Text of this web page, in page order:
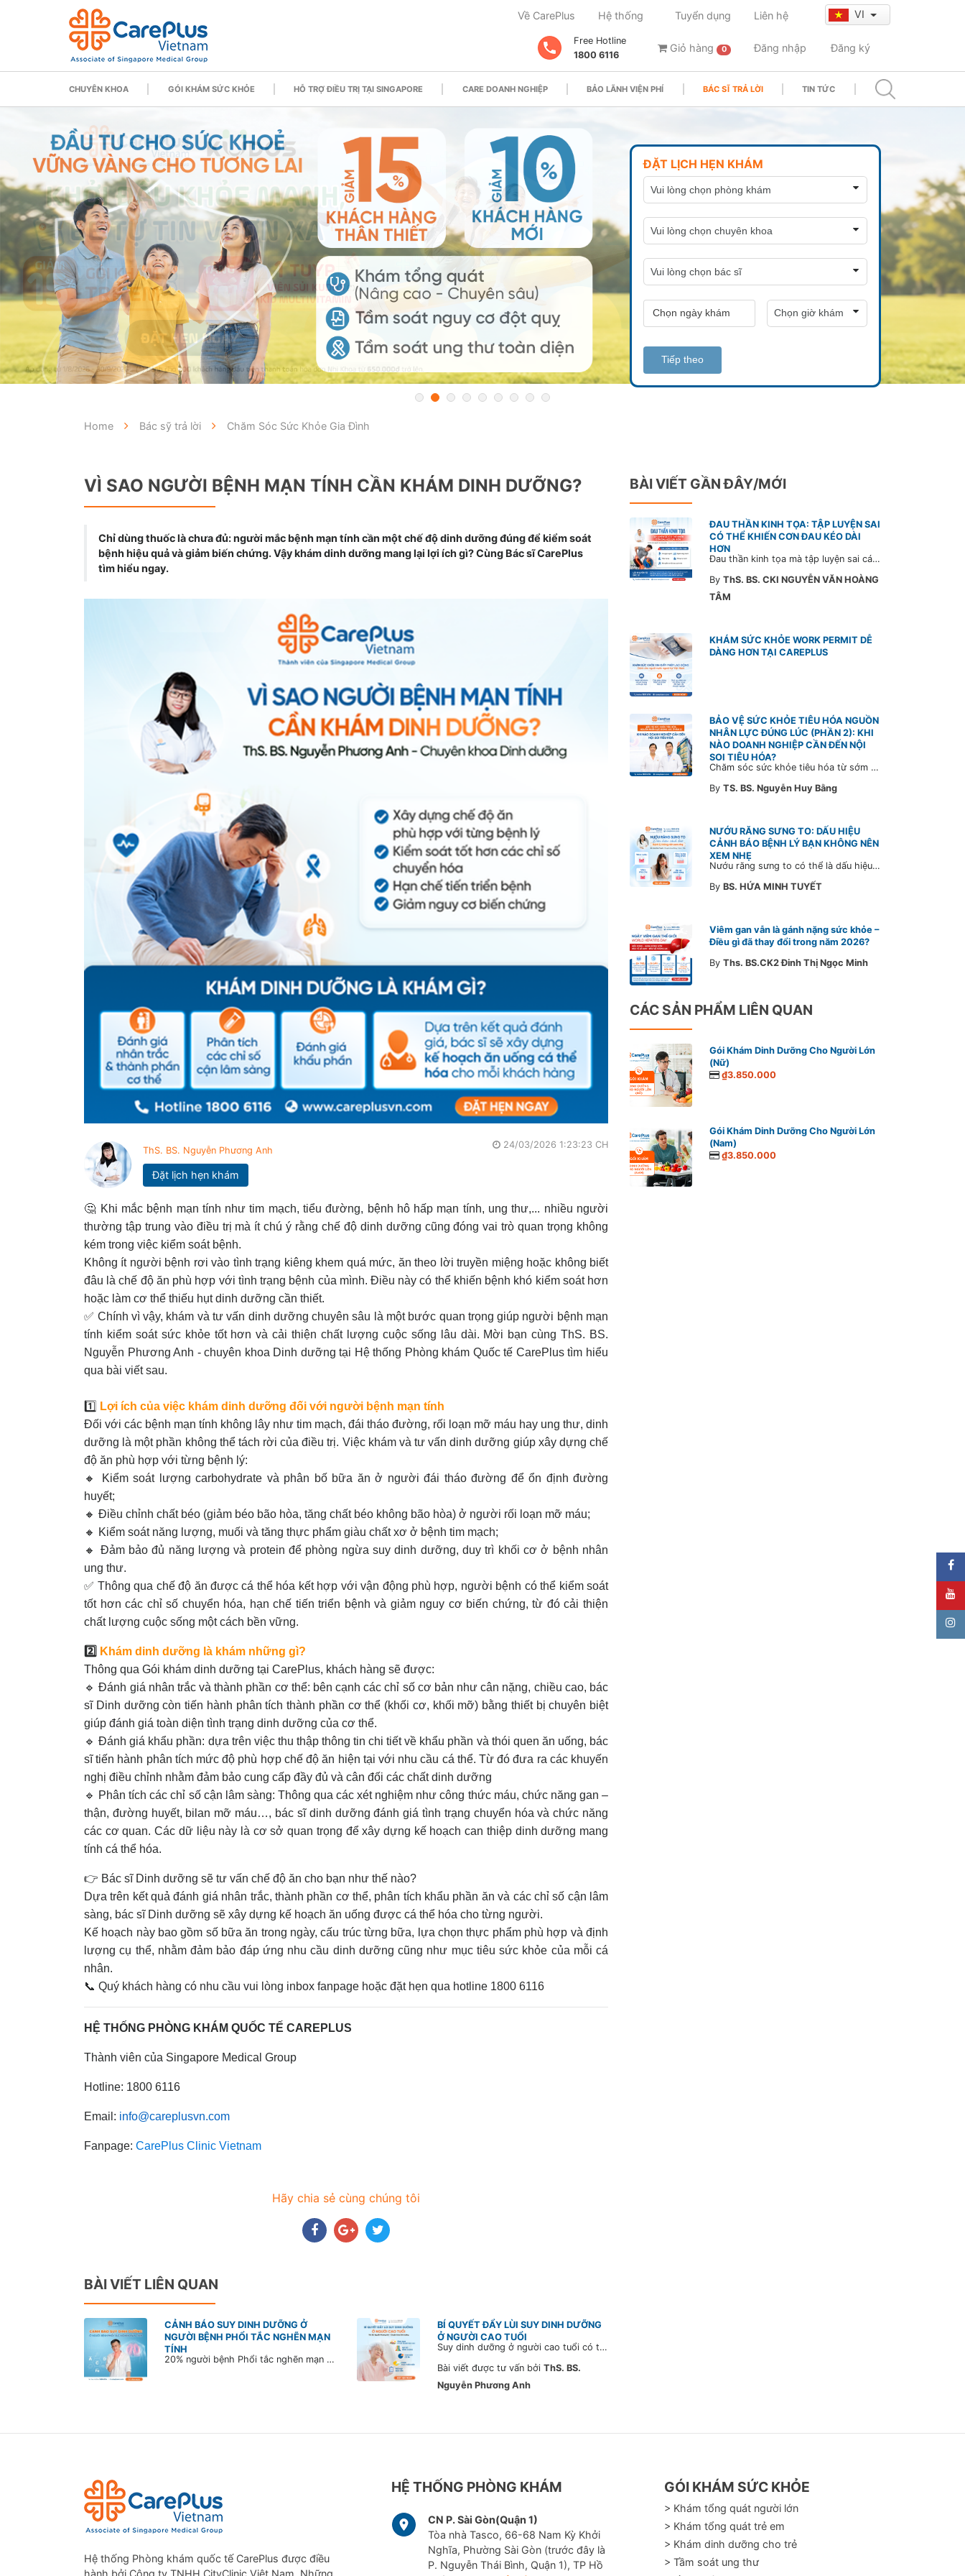
Về CarePlus Hệ thống Tuyển dụng Liên hệ VI
Free Hotline
1800 6116
Giỏ hàng 0 Đăng nhập Đăng ký
CHUYÊN KHOA GÓI KHÁM SỨC KHỎE HỖ TRỢ ĐIỀU TRỊ TẠI SINGAPORE CARE DOANH NGHIỆP BẢO LÃNH VIỆN PHÍ BÁC SĨ TRẢ LỜI TIN TỨC
ĐẶT LỊCH HẸN KHÁM
Tiếp theo
Home Bác sỹ trả lời Chăm Sóc Sức Khỏe Gia Đình
VÌ SAO NGƯỜI BỆNH MẠN TÍNH CẦN KHÁM DINH DƯỠNG?
Chỉ dùng thuốc là chưa đủ: người mắc bệnh mạn tính cần một chế độ dinh dưỡng đúng để kiểm soát
bệnh hiệu quả và giảm biến chứng. Vậy khám dinh dưỡng mang lại lợi ích gì? Cùng Bác sĩ CarePlus
tìm hiểu ngay.
ThS. BS. Nguyễn Phương Anh
Đặt lịch hẹn khám
24/03/2026 1:23:23 CH
🤔 Khi mắc bệnh mạn tính như tim mạch, tiểu đường, bệnh hô hấp mạn tính, ung thư,... nhiều người
thường tập trung vào điều trị mà ít chú ý rằng chế độ dinh dưỡng cũng đóng vai trò quan trọng không
kém trong việc kiểm soát bệnh.
Không ít người bệnh rơi vào tình trạng kiêng khem quá mức, ăn theo lời truyền miệng hoặc không biết
đâu là chế độ ăn phù hợp với tình trạng bệnh của mình. Điều này có thể khiến bệnh khó kiểm soát hơn
hoặc làm cơ thể thiếu hụt dinh dưỡng cần thiết.
✅ Chính vì vậy, khám và tư vấn dinh dưỡng chuyên sâu là một bước quan trọng giúp người bệnh mạn
tính kiểm soát sức khỏe tốt hơn và cải thiện chất lượng cuộc sống lâu dài. Mời bạn cùng ThS. BS.
Nguyễn Phương Anh - chuyên khoa Dinh dưỡng tại Hệ thống Phòng khám Quốc tế CarePlus tìm hiểu
qua bài viết sau.
1️⃣ Lợi ích của việc khám dinh dưỡng đối với người bệnh mạn tính
Đối với các bệnh mạn tính không lây như tim mạch, đái tháo đường, rối loạn mỡ máu hay ung thư, dinh
dưỡng là một phần không thể tách rời của điều trị. Việc khám và tư vấn dinh dưỡng giúp xây dựng chế
độ ăn phù hợp với từng bệnh lý:
🔸 Kiểm soát lượng carbohydrate và phân bố bữa ăn ở người đái tháo đường để ổn định đường
huyết;
🔸 Điều chỉnh chất béo (giảm béo bão hòa, tăng chất béo không bão hòa) ở người rối loạn mỡ máu;
🔸 Kiểm soát năng lượng, muối và tăng thực phẩm giàu chất xơ ở bệnh tim mạch;
🔸 Đảm bảo đủ năng lượng và protein để phòng ngừa suy dinh dưỡng, duy trì khối cơ ở bệnh nhân
ung thư.
✅ Thông qua chế độ ăn được cá thể hóa kết hợp với vận động phù hợp, người bệnh có thể kiểm soát
tốt hơn các chỉ số chuyển hóa, hạn chế tiến triển bệnh và giảm nguy cơ biến chứng, từ đó cải thiện
chất lượng cuộc sống một cách bền vững.
2️⃣
Khám dinh dưỡng là khám những gì?
Thông qua Gói khám dinh dưỡng tại CarePlus, khách hàng sẽ được:
🔹 Đánh giá nhân trắc và thành phần cơ thể: bên cạnh các chỉ số cơ bản như cân nặng, chiều cao, bác
sĩ Dinh dưỡng còn tiến hành phân tích thành phần cơ thể (khối cơ, khối mỡ) bằng thiết bị chuyên biệt
giúp đánh giá toàn diện tình trạng dinh dưỡng của cơ thể.
🔹 Đánh giá khẩu phần: dựa trên việc thu thập thông tin chi tiết về khẩu phần và thói quen ăn uống, bác
sĩ tiến hành phân tích mức độ phù hợp chế độ ăn hiện tại với nhu cầu cá thể. Từ đó đưa ra các khuyến
nghị điều chỉnh nhằm đảm bảo cung cấp đầy đủ và cân đối các chất dinh dưỡng
🔹 Phân tích các chỉ số cận lâm sàng: Thông qua các xét nghiệm như công thức máu, chức năng gan –
thận, đường huyết, bilan mỡ máu…, bác sĩ dinh dưỡng đánh giá tình trạng chuyển hóa và chức năng
các cơ quan. Các dữ liệu này là cơ sở quan trọng để xây dựng kế hoạch can thiệp dinh dưỡng mang
tính cá thể hóa.
👉 Bác sĩ Dinh dưỡng sẽ tư vấn chế độ ăn cho bạn như thế nào?
Dựa trên kết quả đánh giá nhân trắc, thành phần cơ thể, phân tích khẩu phần ăn và các chỉ số cận lâm
sàng, bác sĩ Dinh dưỡng sẽ xây dựng kế hoạch ăn uống được cá thể hóa cho từng người.
Kế hoạch này bao gồm số bữa ăn trong ngày, cấu trúc từng bữa, lựa chọn thực phẩm phù hợp và định
lượng cụ thể, nhằm đảm bảo đáp ứng nhu cầu dinh dưỡng cũng như mục tiêu sức khỏe của mỗi cá
nhân.
📞 Quý khách hàng có nhu cầu vui lòng inbox fanpage hoặc đặt hẹn qua hotline 1800 6116
HỆ THỐNG PHÒNG KHÁM QUỐC TẾ CAREPLUS
Thành viên của Singapore Medical Group
Hotline: 1800 6116
Email: info@careplusvn.com
Fanpage: CarePlus Clinic Vietnam
Hãy chia sẻ cùng chúng tôi
BÀI VIẾT LIÊN QUAN
CẢNH BÁO SUY DINH DƯỠNG Ở
NGƯỜI BỆNH PHỔI TẮC NGHẼN MẠN
TÍNH
20% người bệnh Phổi tắc nghẽn mạn tính bị sụt cân, thiếu hụt vitamin và protein, thậm chí suy dinh dưỡng. Đây là tình trạng đáng lưu ý, vì có thể dẫn đến suy giảm khả năng miễn dịch và thúc đẩy bệnh trở nặng.
BÍ QUYẾT ĐẨY LÙI SUY DINH DƯỠNG
Ở NGƯỜI CAO TUỔI
Suy dinh dưỡng ở người cao tuổi có thể gây ảnh hưởng nghiêm trọng đến sức khỏe và cuộc sống. Tìm hiểu cách cải thiện qua chế độ dinh dưỡng hợp lý cùng Bác sĩ CarePlus.
Bài viết được tư vấn bởi ThS. BS.
Nguyễn Phương Anh
BÀI VIẾT GẦN ĐÂY/MỚI
ĐAU THẦN KINH TỌA: TẬP LUYỆN SAI
CÓ THỂ KHIẾN CƠN ĐAU KÉO DÀI
HƠN
Đau thần kinh tọa mà tập luyện sai cách có thể khiến cơn đau trở nặng và kéo dài thời gian hồi phục. Tham khảo chia sẻ của Bác sĩ CarePlus để nắm các động tác cần tránh và có góc nhìn đúng về phương pháp điều trị phù hợp trong bài viết sau.
ByThS. BS. CKI NGUYỄN VĂN HOÀNG
TÂM
KHÁM SỨC KHỎE WORK PERMIT DỄ
DÀNG HƠN TẠI CAREPLUS
BẢO VỆ SỨC KHỎE TIÊU HÓA NGUỒN
NHÂN LỰC ĐÚNG LÚC (PHẦN 2): KHI
NÀO DOANH NGHIỆP CẦN ĐẾN NỘI
SOI TIÊU HÓA?
Chăm sóc sức khỏe tiêu hóa từ sớm không chỉ giúp phát hiện bệnh kịp thời mà còn góp phần xây dựng đội ngũ khỏe mạnh, ổn định và gắn bó lâu dài. CarePlus sẵn sàng đồng hành cùng doanh nghiệp trong việc thiết kế chương trình chăm sóc sức khỏe phù hợp theo từng nhân sự, nhằm tối ưu hiệu quả đầu tư phúc lợi và phát triển nguồn nhân lực bền vững.
ByTS. BS. Nguyễn Huy Bằng
NƯỚU RĂNG SƯNG TO: DẤU HIỆU
CẢNH BÁO BỆNH LÝ BẠN KHÔNG NÊN
XEM NHẸ
Nướu răng sưng to có thể là dấu hiệu cảnh báo bệnh lý răng miệng. Cùng Bác sĩ CarePlus tìm hiểu nguyên nhân, triệu chứng và thời điểm cần đi khám bác sĩ trong bài viết dưới đây.
ByBS. HỨA MINH TUYẾT
Viêm gan vẫn là gánh nặng sức khỏe –
Điều gì đã thay đổi trong năm 2026?
ByThs. BS.CK2 Đinh Thị Ngọc Minh
CÁC SẢN PHẨM LIÊN QUAN
Gói Khám Dinh Dưỡng Cho Người Lớn
(Nữ)
₫3.850.000
Gói Khám Dinh Dưỡng Cho Người Lớn
(Nam)
₫3.850.000
Hệ thống Phòng khám quốc tế CarePlus được điều
hành bởi Công ty TNHH CityClinic Việt Nam. Những
HỆ THỐNG PHÒNG KHÁM
CN P. Sài Gòn(Quận 1)
Tòa nhà Tasco, 66-68 Nam Kỳ Khởi
Nghĩa, Phường Sài Gòn (trước đây là
P. Nguyễn Thái Bình, Quận 1), TP Hồ
GÓI KHÁM SỨC KHỎE
> Khám tổng quát người lớn
> Khám tổng quát trẻ em
> Khám dinh dưỡng cho trẻ
> Tầm soát ung thư